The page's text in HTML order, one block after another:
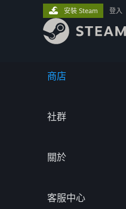
商店
社群
關於
客服中心
安裝 Steam 登入